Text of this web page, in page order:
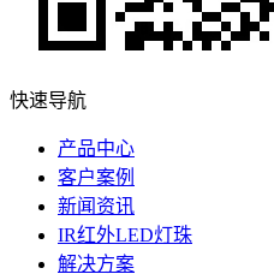
快速导航
产品中心
客户案例
新闻资讯
IR红外LED灯珠
解决方案